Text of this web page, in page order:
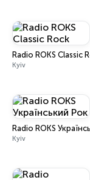
Radio ROKS Classic
Kyiv
Radio ROKS
Kyiv